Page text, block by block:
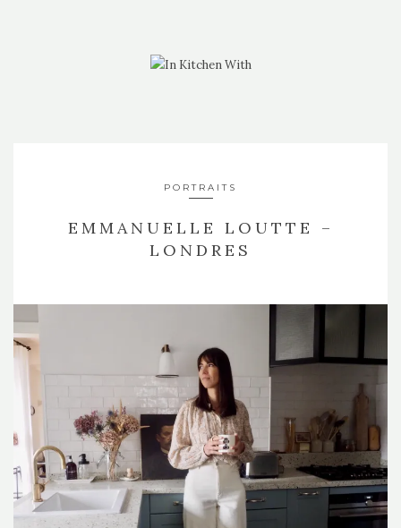
PORTRAITS
EMMANUELLE LOUTTE –
LONDRES